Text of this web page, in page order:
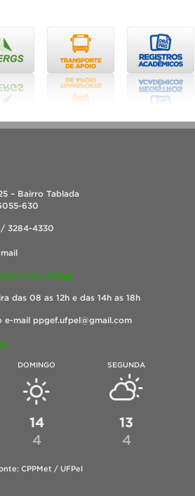
– Bairro Tablada
630
/ 3284-4330
DO PPGEF
das 08 as 12h e das 14h as 18h
e-mail ppgef.ufpel@gmail.com
DOMINGO
14
4
SEGUNDA
13
4
CPPMet / UFPel